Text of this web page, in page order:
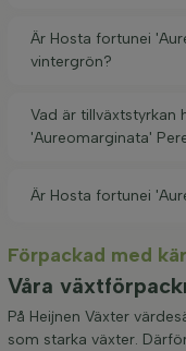
Är Hosta fortunei
vintergrön?
Vad är tillväxtstyrkan
'Aureomarginata'
Är Hosta fortunei
Förpackad med
Våra
På Heijnen Växter
som starka växter.